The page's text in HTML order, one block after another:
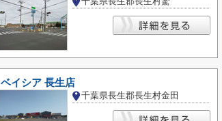
ベイシア 長生店
千葉県長生郡長生村金田